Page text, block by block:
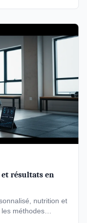
et résultats en
nutrition et
méthodes